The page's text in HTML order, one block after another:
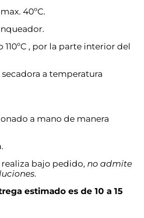
40ºC.
, por la parte interior del
secadora a temperatura
a mano de manera
bajo pedido, no admite
.
estimado es de 10 a 15